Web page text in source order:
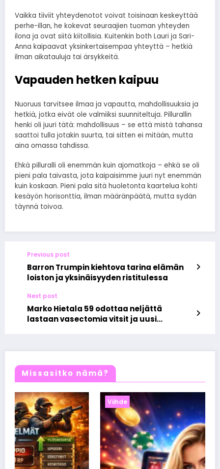
Vaikka tiiviit yhteydenotot voivat toisinaan keskeyttää
perhe-illan, he kokevat seuraajien tuoman yhteyden
ilona ja ovat siitä kiitollisia. Kuitenkin both Lauri ja Sari-
Anna kaipaavat yksinkertaisempaa yhteyttä – hetkiä
ilman aikatauluja tai ärsykkeitä.
Vapauden hetken kaipuu
Nuoruus tarvitsee ilmaa ja vapautta, mahdollisuuksia ja
hetkiä, jotka eivät ole valmiiksi suunniteltuja. Pillurallin
henki oli juuri tätä: mahdollisuus – se että mistä tahansa
saattoi tulla jotakin suurta, tai sitten ei mitään, mutta
aina omassa tahdissa.
Ehkä pilluralli oli enemmän kuin ajomatkoja – ehkä se oli
pieni pala taivasta, jota kaipaisimme juuri nyt enemmän
kuin koskaan. Pieni pala sitä huoletonta kaartelua kohti
kesäyön horisonttia, ilman määränpäätä, mutta sydän
täynnä toivoa.
Previous post
Barron Trumpin kiehtova tarina elämän
loiston ja yksinäisyyden ristitulessa
Next post
Marko Hietala 59 odottaa neljättä
lastaan vasectomia vitsit ja uusi
Missasitko nämä?
Viihde